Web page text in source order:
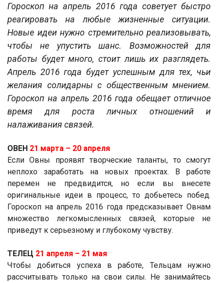
Гороскоп на апрель 2016 года советует быстро
реагировать на любые жизненные ситуации.
Новые идеи нужно стремительно реализовывать,
чтобы не упустить шанс. Возможностей для
работы будет много, стоит лишь их разглядеть.
Апрель 2016 года будет успешным для тех, чьи
желания солидарны с общественным мнением.
Гороскоп на апрель 2016 года обещает отличное
время для роста личных отношений и
налаживания связей.
ОВЕН 21 марта ­– 20 апреля
Если Овны проявят творческие таланты, то смогут
неплохо заработать на новых проектах. В работе
перемен не предвидится, но если вы внесете
оригинальные идеи в процесс, то добьетесь побед.
Гороскоп на апрель 2016 года предсказывает Овнам
множество легкомысленных связей, которые не
приведут к серьезному и глубокому чувству.
ТЕЛЕЦ 21 апреля ­– 21 мая
Чтобы добиться успеха в работе, Тельцам нужно
рассчитывать только на свои силы. Не занимайтесь